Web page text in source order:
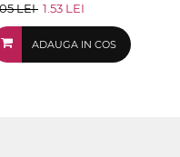
LEI 1.53 LEI
ADAUGA IN COS